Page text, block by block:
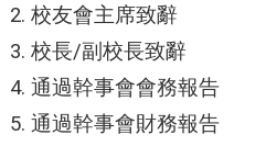
2. 校友會主席致辭
3. 校長/副校長致辭
4. 通過幹事會會務報告
5. 通過幹事會財務報告